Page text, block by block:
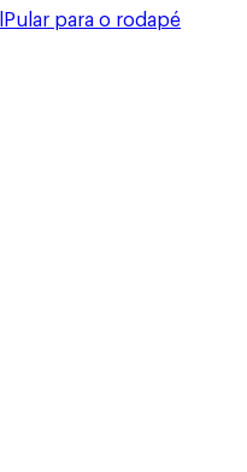
Pular para o rodapé